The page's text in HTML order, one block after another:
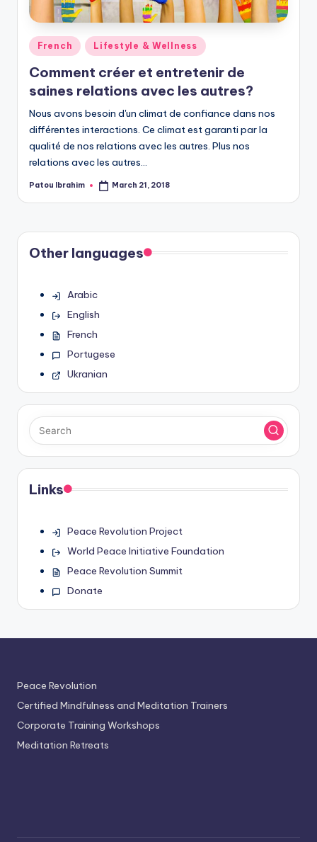
Posted
in
French Lifestyle & Wellness
Comment créer et entretenir de
saines relations avec les autres?
Nous avons besoin d'un climat de confiance dans nos
différentes interactions. Ce climat est garanti par la
qualité de nos relations avec les autres. Plus nos
relations avec les autres…
Posted
Patou Ibrahim March 21, 2018
Other languages
Arabic
English
French
Portugese
Ukranian
Links
Peace Revolution Project
World Peace Initiative Foundation
Peace Revolution Summit
Donate
Peace Revolution
Certified Mindfulness and Meditation Trainers
Corporate Training Workshops
Meditation Retreats